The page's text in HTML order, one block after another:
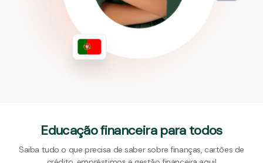
Educação financeira para todos
Saiba tudo o que precisa de saber sobre finanças, cartões de